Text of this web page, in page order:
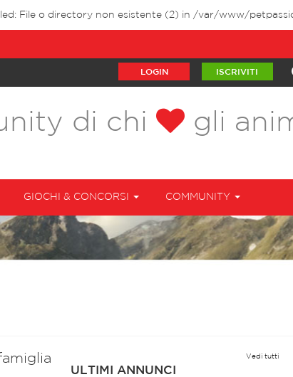
File o directory non esistente (2) in /var/www/
LOGIN ISCRIVITI
di chi gli
GIOCHI & CONCORSI COMMUNITY
ULTIMI ANNUNCI
Vedi tutti